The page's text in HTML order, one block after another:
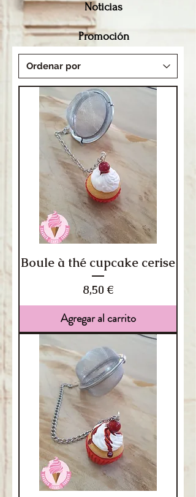
Noticias
Promoción
Boule à thé cupcake cerise
Precio
8,50 €
Agregar al carrito